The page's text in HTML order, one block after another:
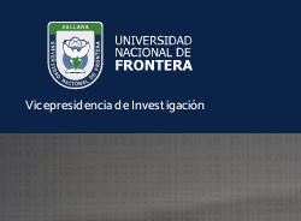
Vicepresidencia de Investigación